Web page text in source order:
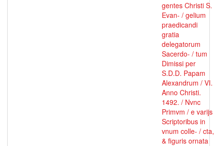
gentes Christi S.
Evan- / gelium
praedicandi
gratia
delegatorum
Sacerdo- / tum
Dimissi per
S.D.D. Papam
Alexandrum / VI.
Anno Christi.
1492. / Nvnc
Primvm / e varijs
Scriptoribus in
vnum colle- / cta,
& figuris ornata